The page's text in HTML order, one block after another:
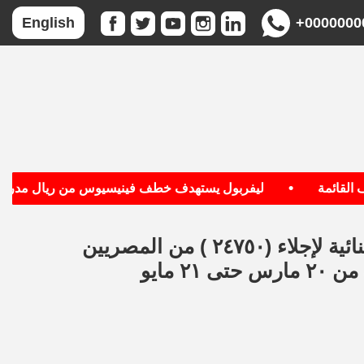
English
ليفربول يستهدف خطف فينيسيوس من ريال مدريد
وزارة الطيران المدنى تسير ١٣٥ رحلة استثنائية لإجلاء (٢٤٧٥٠ ) من المصريين
مايو